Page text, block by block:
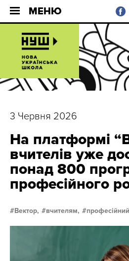
МЕНЮ
3 Червня 2026
На платформі
вчителів уже
понад 800
професійного
Вектор, вчителям,